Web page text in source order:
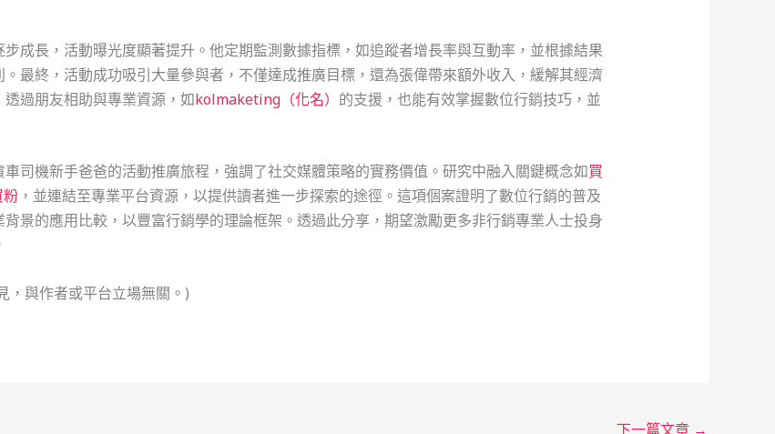
成長，活動曝光度顯著提升。他定期監測數據指標，如追蹤者增長率與互動率，並根據結果
最終，活動成功吸引大量參與者，不僅達成推廣目標，還為張偉帶來額外收入，緩解其經濟
過朋友相助與專業資源，如kolmaketing（化名） 的支援，也能有效掌握數位行銷技巧，並
司機新手爸爸的活動推廣旅程，強調了社交媒體策略的實務價值。研究中融入關鍵概念如買
粉，並連結至專業平台資源，以提供讀者進一步探索的途徑。這項個案證明了數位行銷的普及
景的應用比較，以豐富行銷學的理論框架。透過此分享，期望激勵更多非行銷專業人士投身
，與作者或平台立場無關。)
下一篇文章 →